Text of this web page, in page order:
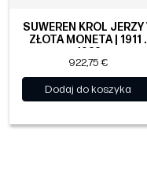
SUWEREN KRÓL JERZY
ZŁOTA MONETA | 1911 -
922,75 €
Dodaj do koszyka